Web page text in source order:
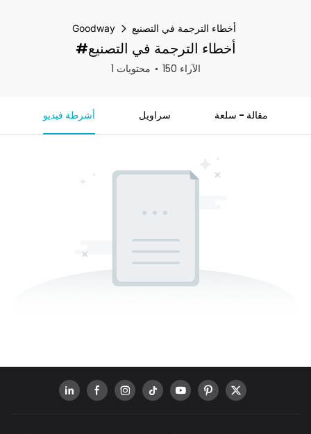
Goodway أخطاء الترجمة في التصنيع
#أخطاء الترجمة في التصنيع
1 محتويات 150 الآراء
أشرطة فيديو سراويل مقالة - سلعة